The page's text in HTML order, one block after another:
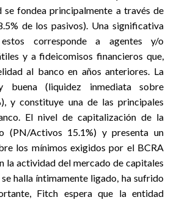
se fondea principalmente a través de
de los pasivos). Una significativa
corresponde a agentes y/o
y a fideicomisos financieros que,
al banco en años anteriores. La
buena (liquidez inmediata sobre
y constituye una de las principales
El nivel de capitalización de la
(PN/Activos 15.1%) y presenta un
los mínimos exigidos por el BCRA
la actividad del mercado de capitales
halla íntimamente ligado, ha sufrido
Fitch espera que la entidad